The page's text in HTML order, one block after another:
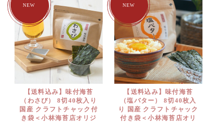
【送料込み】味付海苔
（わさび） 8切40枚入り
国産 クラフトチャック付
き袋＜小林海苔店オリジ
【送料込み】味付海苔
（塩バター） 8切40枚入
り 国産 クラフトチャック
付き袋＜小林海苔店オリ